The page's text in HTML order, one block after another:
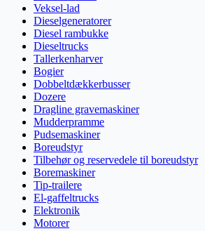
Veksel-lad
Dieselgeneratorer
Diesel rambukke
Dieseltrucks
Tallerkenharver
Bogier
Dobbeltdækkerbusser
Dozere
Dragline gravemaskiner
Mudderpramme
Pudsemaskiner
Boreudstyr
Tilbehør og reservedele til boreudstyr
Boremaskiner
Tip-trailere
El-gaffeltrucks
Elektronik
Motorer